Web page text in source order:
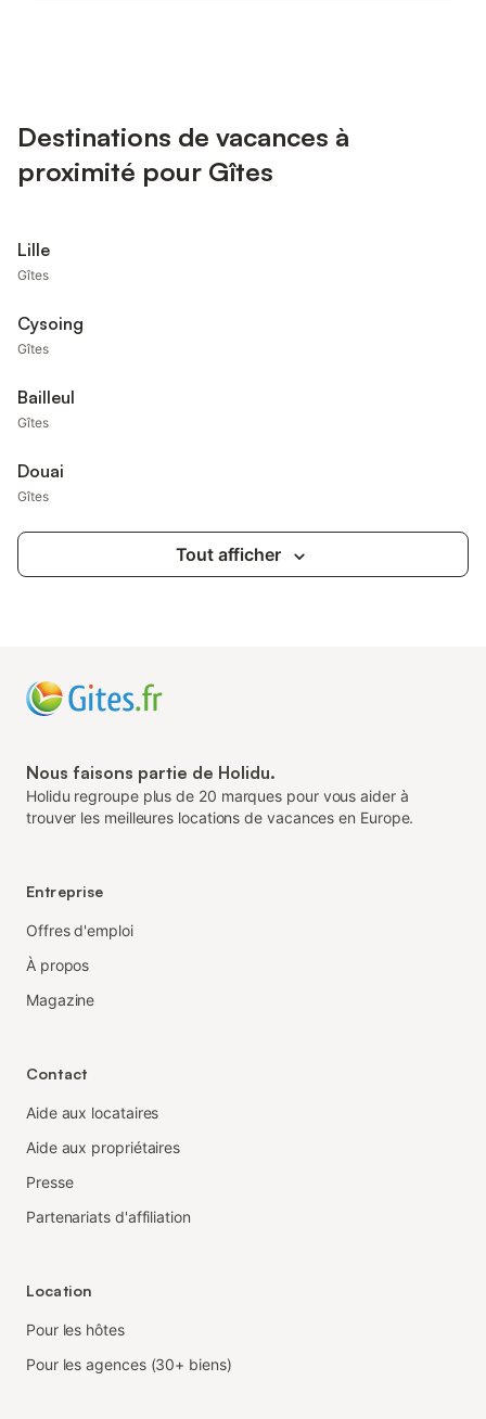
Destinations de vacances à
proximité pour Gîtes
Lille
Gîtes
Cysoing
Gîtes
Bailleul
Gîtes
Douai
Gîtes
Tout afficher
Nous faisons partie de Holidu.
Holidu regroupe plus de 20 marques pour vous aider à
trouver les meilleures locations de vacances en Europe.
Entreprise
Offres d'emploi
À propos
Magazine
Contact
Aide aux locataires
Aide aux propriétaires
Presse
Partenariats d'affiliation
Location
Pour les hôtes
Pour les agences (30+ biens)